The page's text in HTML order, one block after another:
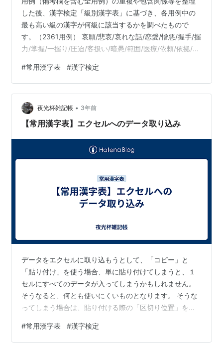
した後、漢字検定「級別漢字表」に基づき、各用例中の
最も高い級の漢字が何級に該当するかを調べたもので
す。（2361用例） 哀願/悲哀/哀れな話/恋愛/憎悪/握手/握
力/掌握/一握り/圧迫/客扱い/暗愚/範囲/医療/依頼/依拠/依
大/偉人/偉観/偉ぶる/違反/違法/相違/間違う/見違える/維
持/維新/慰安/慰問/慰労/慰む/遺棄/緯度/北緯/経緯/一般/
壱万円/里芋/焼き芋/陰気/陰性/光陰/日陰/陰る/隠居/隠語/
雲隠れ/羽翼/羽飾り/霧雨/英雄/栄枯/繁栄/陣営/詠嘆/詠草/
朗詠/詠…
#常用漢字表 #漢字検定
夜光杯雑記帳 • 3年前
【常用漢字表】エクセルへのデータ取り込み
データをエクセルに取り込もうとして、「コピー」と
「貼り付け」を使う場合、単に貼り付けてしまうと、１
セルにすべてのデータが入ってしまうかもしれません。
そうなると、何とも使いにくいものとなります。 そうな
ってしまう場合は、貼り付ける際の「区切り位置」を変
で、「/」を区切り文字に指定すれば、１セルに１用例が
入ってくれます。 横方向ではなく縦方向の並びにしたい
#常用漢字表 #漢字検定